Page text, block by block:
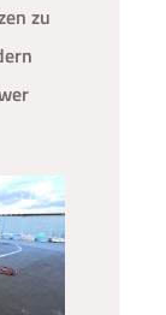
zu